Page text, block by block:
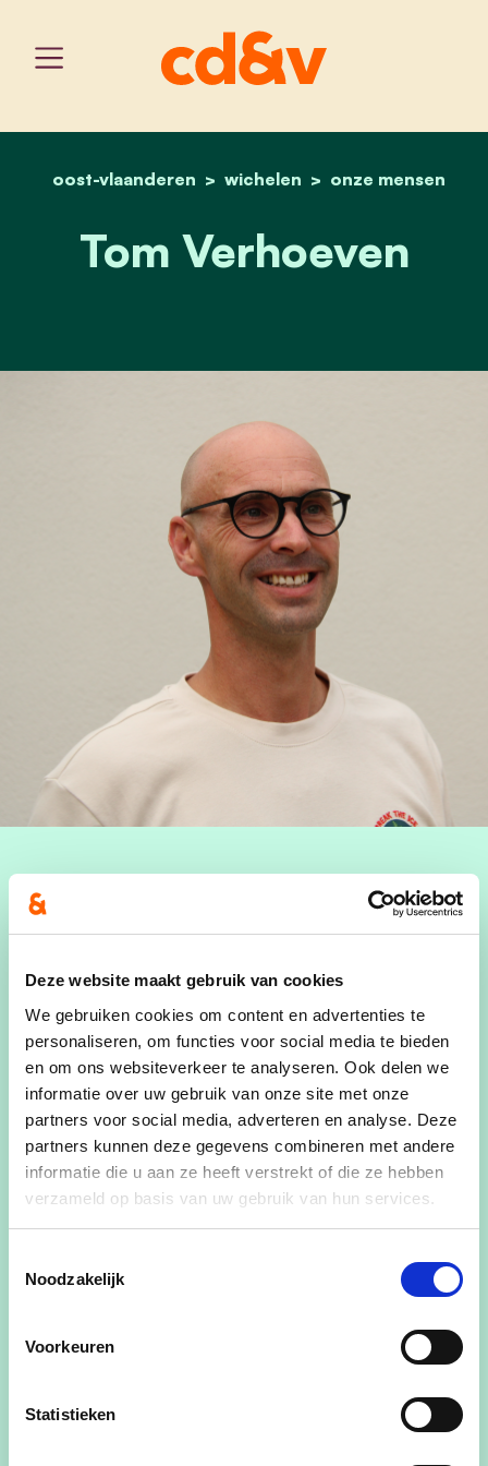
Deze website maakt gebruik van cookies
We gebruiken cookies om content en advertenties te
personaliseren, om functies voor social media te bieden
en om ons websiteverkeer te analyseren. Ook delen we
informatie over uw gebruik van onze site met onze
partners voor social media, adverteren en analyse. Deze
partners kunnen deze gegevens combineren met andere
informatie die u aan ze heeft verstrekt of die ze hebben
verzameld op basis van uw gebruik van hun services.
Noodzakelijk
Voorkeuren
Statistieken
home
oost-vlaanderen wichelen onze mensen
tom verhoeven
Tom Verhoeven
getogen in Schellebelle en treinbestuurder van
beroep.
Al heel mijn leven ben ik actief in het
verenigingsleven. Als kind en jongvolwassene was
ik bij de Scouts in Serskamp. Toen ik met mijn
echtgenote Belinda Huylebroeck enkele jaren in
Kwatrecht woonde, was ik er bestuurslid bij de
KWB. Nu ben ik alweer 9 jaar actief als
geëngageerd vrijwilliger in het bestuur van ons
belevingstentoonstelling KIDMIE onze mooie
gemeente sterk op de kaart plaats als cultuur- en
kunstgemeente. Dit jaar is KIDMIE aan zijn vierde
editie toe en opnieuw ben ik curator en